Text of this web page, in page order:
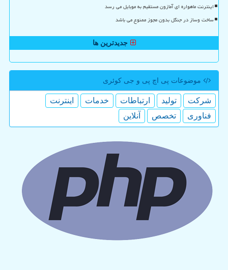
اینترنت ماهواره ای آمازون مستقیم به موبایل می رسد
ساخت وساز در جنگل بدون مجوز ممنوع می باشد
جدیدترین ها
موضوعات پی اچ پی و جی كوئری
شركت تولید ارتباطات خدمات
اینترنت
فناوری
تخصص آنلاین